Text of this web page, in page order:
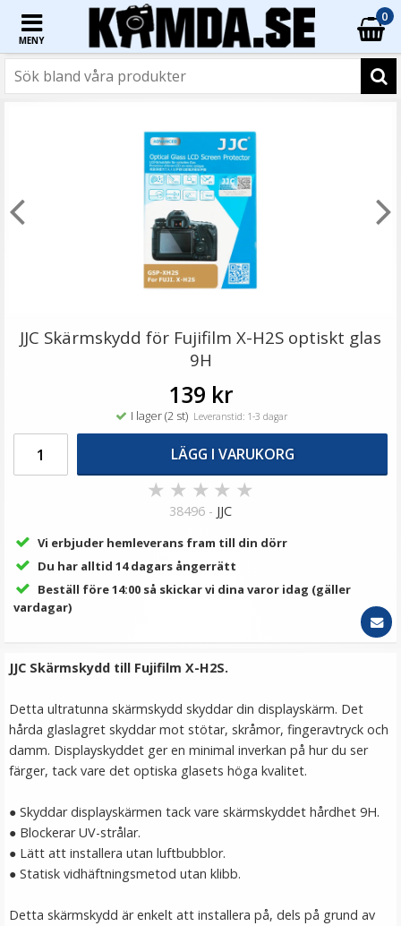
MENY
0
JJC Skärmskydd för Fujifilm X-H2S optiskt glas
9H
139 kr
I lager (2 st) Leveranstid: 1-3 dagar
LÄGG I VARUKORG
★ ★ ★ ★ ★
38496 - JJC
Vi erbjuder hemleverans fram till din dörr
Du har alltid 14 dagars ångerrätt
Beställ före 14:00 så skickar vi dina varor idag (gäller
vardagar)
JJC Skärmskydd till Fujifilm X-H2S.
Detta ultratunna skärmskydd skyddar din displayskärm. Det
hårda glaslagret skyddar mot stötar, skråmor, fingeravtryck och
damm. Displayskyddet ger en minimal inverkan på hur du ser
färger, tack vare det optiska glasets höga kvalitet.
● Skyddar displayskärmen tack vare skärmskyddet hårdhet 9H.
● Blockerar UV-strålar.
● Lätt att installera utan luftbubblor.
● Statisk vidhäftningsmetod utan klibb.
Detta skärmskydd är enkelt att installera på, dels på grund av